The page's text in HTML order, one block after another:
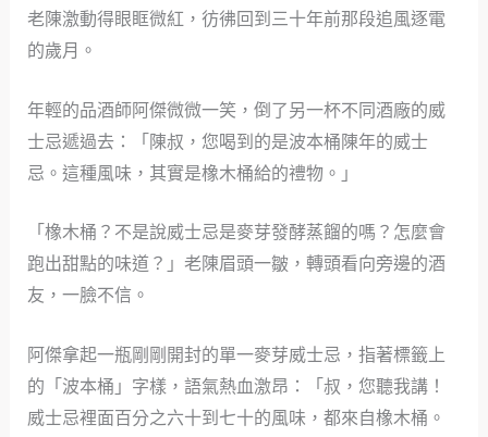
老陳激動得眼眶微紅，彷彿回到三十年前那段追風逐電
的歲月。
年輕的品酒師阿傑微微一笑，倒了另一杯不同酒廠的威
士忌遞過去：「陳叔，您喝到的是波本桶陳年的威士
忌。這種風味，其實是橡木桶給的禮物。」
「橡木桶？不是說威士忌是麥芽發酵蒸餾的嗎？怎麼會
跑出甜點的味道？」老陳眉頭一皺，轉頭看向旁邊的酒
友，一臉不信。
阿傑拿起一瓶剛剛開封的單一麥芽威士忌，指著標籤上
的「波本桶」字樣，語氣熱血激昂：「叔，您聽我講！
威士忌裡面百分之六十到七十的風味，都來自橡木桶。